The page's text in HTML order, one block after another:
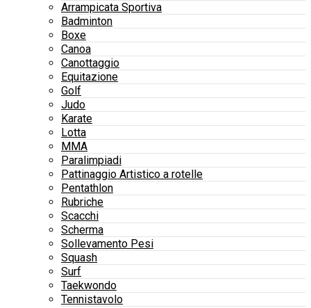
Arrampicata Sportiva
Badminton
Boxe
Canoa
Canottaggio
Equitazione
Golf
Judo
Karate
Lotta
MMA
Paralimpiadi
Pattinaggio Artistico a rotelle
Pentathlon
Rubriche
Scacchi
Scherma
Sollevamento Pesi
Squash
Surf
Taekwondo
Tennistavolo